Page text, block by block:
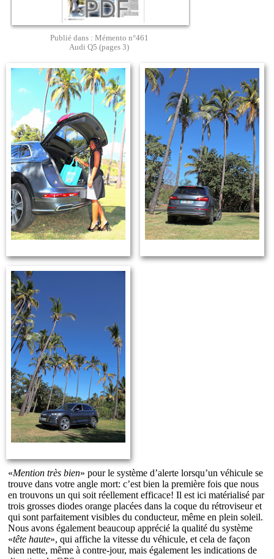
Publié dans : Mémento n°461
Audi Q5 (pages 3)
«Mention très bien» pour le système d’alerte lorsqu’un véhicule se
trouve dans votre angle mort: c’est bien la première fois que nous
en trouvons un qui soit réellement efficace! Il est ici matérialisé par
trois grosses diodes orange placées dans la coque du rétroviseur et
qui sont parfaitement visibles du conducteur, même en plein soleil.
Nous avons également beaucoup apprécié la qualité du système
«tête haute», qui affiche la vitesse du véhicule, et cela de façon
bien nette, même à contre-jour, mais également les indications de